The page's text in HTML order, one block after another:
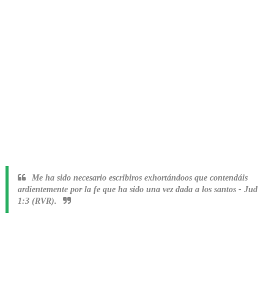
Me ha sido necesario escribiros exhortándoos que contendáis
ardientemente por la fe que ha sido una vez dada a los santos - Jud
1:3 (RVR).